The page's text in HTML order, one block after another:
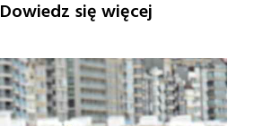
Dowiedz się więcej
projekt
domu,
który
będzie